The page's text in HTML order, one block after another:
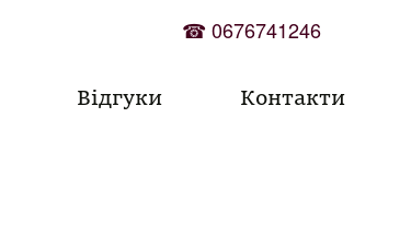
☎0676741246
Відгуки Контакти